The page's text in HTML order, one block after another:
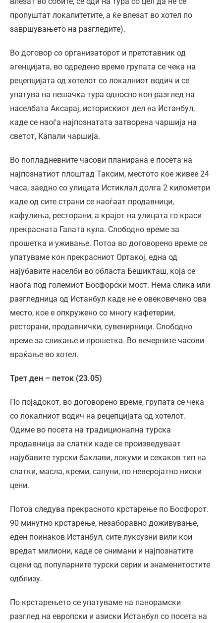
пропуштат локалитетите, а ќе влезат во хотел по
завршувањето на разгледите).
Во договор со организаторот и претставник од
агенцијата, во одредено време групата се чека на
рецепцијата од хотелот со локалниот водич и се
упатува на пешачка тура односно кон разглед на
населбата Аксарај, историскиот дел на Истанбул,
каде се наоѓа најпознатата затворена чаршија на
светот, Капали чаршија.
Во попладневните часови планирана е посета на
најпознатиот плоштад Таксим, местото кое живее 24
часа, заедно со улицата Истиклал долга 2 километри
каде од сите страни се наоѓаат продавници,
кафулиња, ресторани, а крајот на улицата го краси
прекрасната Галата кула. Слободно време за
прошетка и уживање. Потоа во договорено време се
упатуваме кон прекрасниот Ортакој, една од
најубавите населби во областа Бешикташ, која се
наоѓа под големиот Босфорски мост. Нема слика или
разгледница од Истанбул каде не е овековечено ова
место, кое е опкружено со многу кафетерии,
ресторани, продавнички, сувенирници. Слободно
време за сликање и прошетка. Во вечерните часови
враќање во хотел.
Трет ден – петок (23.05)
По појадокот, во договорено време, групата се чека
со локалниот водич на рецепцијата од хотелот.
Одиме во посета на традиционална турска
продавница за слатки каде се произведуваат
најубавите турски баклави, локуми и секаков тип на
слатки, масла, креми, сапуни, по неверојатно ниски
цени.
Потоа следува прекрасното крстарење по Босфорот.
90 минутно крстарење, незаборавно доживување,
еден поинаков Истанбул, сите луксузни вили кои
вредат милиони, каде се снимани и најпознатите
сцени од популарните турски серии и знаменитостите
одблизу.
По крстарењето се упатуваме на панорамски
разглед на европски и азиски Истанбул со посета на